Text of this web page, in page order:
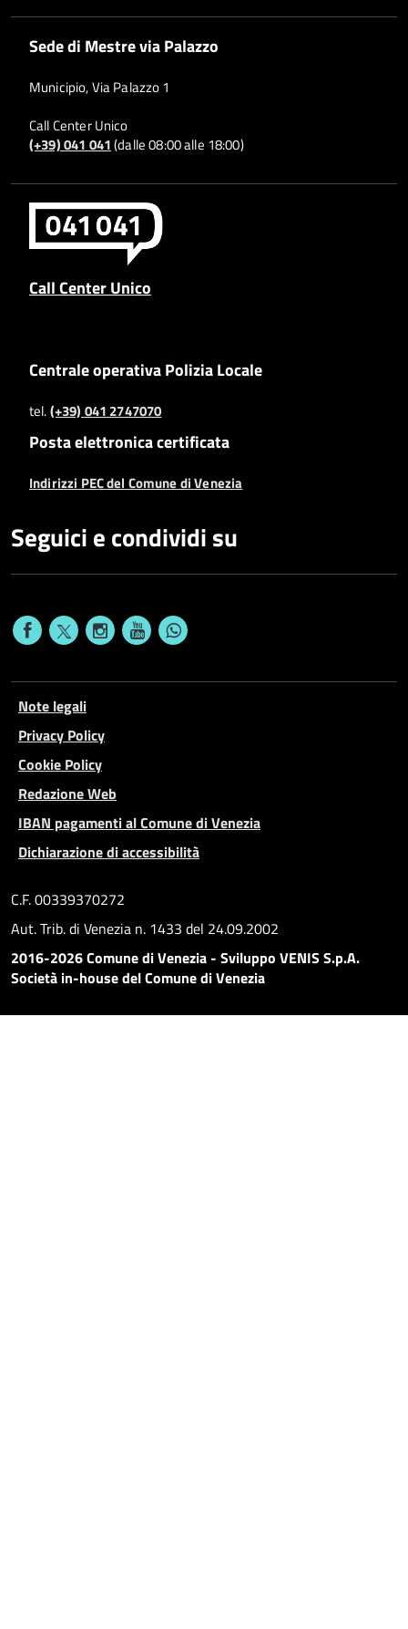
Sede di Mestre via Palazzo
Municipio, Via Palazzo 1
Call Center Unico
(+39) 041 041(dalle 08:00 alle 18:00)
Call Center Unico
Centrale operativa Polizia Locale
tel.(+39) 041 2747070
Posta elettronica certificata
Indirizzi PEC del Comune di Venezia
Seguici e condividi su
Note legali
Privacy Policy
Cookie Policy
Redazione Web
IBAN pagamenti al Comune di Venezia
Dichiarazione di accessibilità
C.F. 00339370272
Aut. Trib. di Venezia n. 1433 del 24.09.2002
2016-2026 Comune di Venezia - Sviluppo VENIS S.p.A.
Società in-house del Comune di Venezia